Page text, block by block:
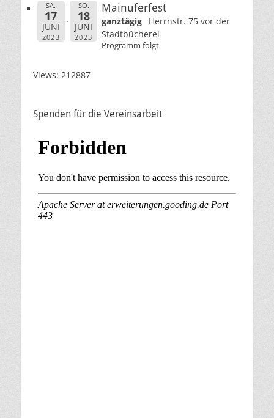
SA.
17
JUNI
2023
SO.
18
JUNI
2023
Mainuferfest
ganztägig
Herrnstr. 75 vor der
Stadtbücherei
Programm folgt
Views: 212887
Spenden für die Vereinsarbeit